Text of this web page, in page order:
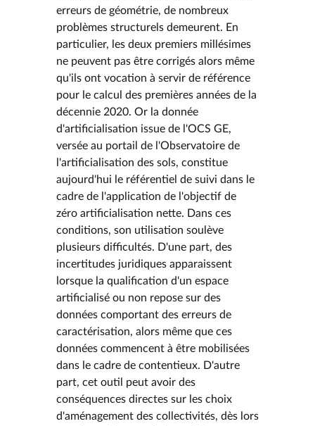
erreurs de géométrie, de nombreux
problèmes structurels demeurent. En
particulier, les deux premiers millésimes
ne peuvent pas être corrigés alors même
qu'ils ont vocation à servir de référence
pour le calcul des premières années de la
décennie 2020. Or la donnée
d'artificialisation issue de l'OCS GE,
versée au portail de l'Observatoire de
l'artificialisation des sols, constitue
aujourd'hui le référentiel de suivi dans le
cadre de l'application de l'objectif de
zéro artificialisation nette. Dans ces
conditions, son utilisation soulève
plusieurs difficultés. D'une part, des
incertitudes juridiques apparaissent
lorsque la qualification d'un espace
artificialisé ou non repose sur des
données comportant des erreurs de
caractérisation, alors même que ces
données commencent à être mobilisées
dans le cadre de contentieux. D'autre
part, cet outil peut avoir des
conséquences directes sur les choix
d'aménagement des collectivités, dès lors